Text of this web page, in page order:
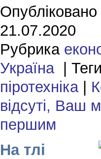
21.07.2020
Рубрика
Україна|
піротехніка|
відсуті, Ваш
першим
На тлі